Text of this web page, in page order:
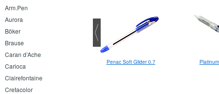
Arm.Pen
Aurora
Böker
Brause
Caran d’Ache
Carioca
Clairefontaine
Cretacolor
Penac Soft Glider 0.7